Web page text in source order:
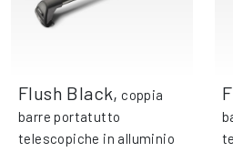
Flush Black, coppia
barre portatutto
telescopiche in alluminio